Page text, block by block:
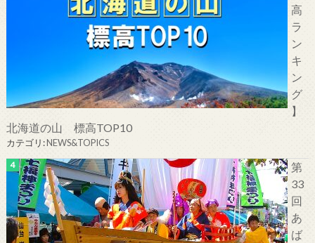
高
ラ
ン
キ
ン
グ
】
北海道の山 標高TOP10
カテゴリ:NEWS&TOPICS
第
33
回
あ
ば